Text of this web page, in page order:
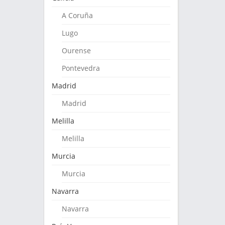
A Coruña
Lugo
Ourense
Pontevedra
Madrid
Madrid
Melilla
Melilla
Murcia
Murcia
Navarra
Navarra